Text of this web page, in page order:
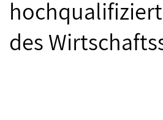
des